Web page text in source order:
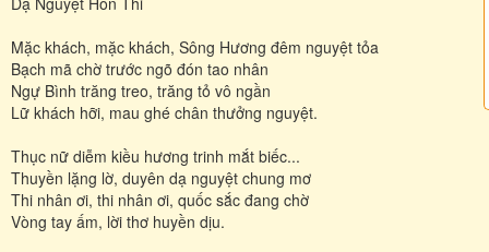
Mặc khách, mặc khách, Sông Hương đêm nguyệt tỏa
Bạch mã chờ trước ngõ đón tao nhân
Ngự Bình trăng treo, trăng tỏ vô ngần
Lữ khách hỡi, mau ghé chân thưởng nguyệt.
Thục nữ diễm kiều hương trinh mắt biếc...
Thuyền lặng lờ, duyên dạ nguyệt chung mơ
Thi nhân ơi, thi nhân ơi, quốc sắc đang chờ
Vòng tay ấm, lời thơ huyền dịu.